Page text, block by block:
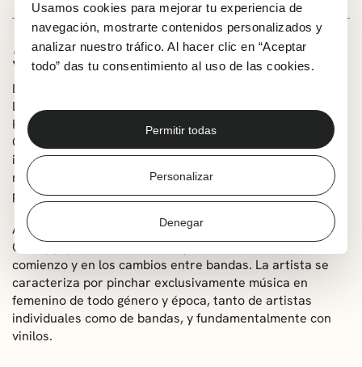
Usamos cookies para mejorar tu experiencia de
navegación, mostrarte contenidos personalizados y
analizar nuestro tráfico. Al hacer clic en “Aceptar
todo” das tu consentimiento al uso de las cookies.
Permitir todas
Personalizar
Denegar
SOBRE LAS BANDAS
La programación de la última jornada del festival Getxo
Live acogerá conciertos para disfrutar en familia. Rock &
Kids nos traerán sus versiones de clásicos del rock,
German Jauregui nos acercará los ritmos de su
inseparable guitarra y una dulce voz ofrecerá su último
repertorio y el ska de Akatz con sus ritmos jamaicanos
pondrá el perfecto broche final al fin de semana musical.
Además, contaremos con la presencia de DJ Lady
Grumpy que amenizará cada jornada del festival al
comienzo y en los cambios entre bandas. La artista se
caracteriza por pinchar exclusivamente música en
femenino de todo género y época, tanto de artistas
individuales como de bandas, y fundamentalmente con
vinilos.